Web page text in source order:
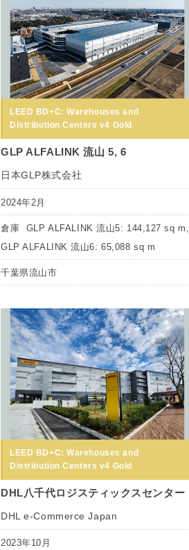
LEED BD+C: Warehouses and
Distribution Centers v4 Gold
GLP ALFALINK 流山 5, 6
日本GLP株式会社
2024年2月
倉庫
GLP ALFALINK 流山5: 144,127 sq m,
GLP ALFALINK 流山6: 65,088 sq m
千葉県流山市
LEED BD+C: Warehouses and
Distribution Centers v4 Gold
DHL八千代ロジスティックスセンター
DHL e-Commerce Japan
2023年10月